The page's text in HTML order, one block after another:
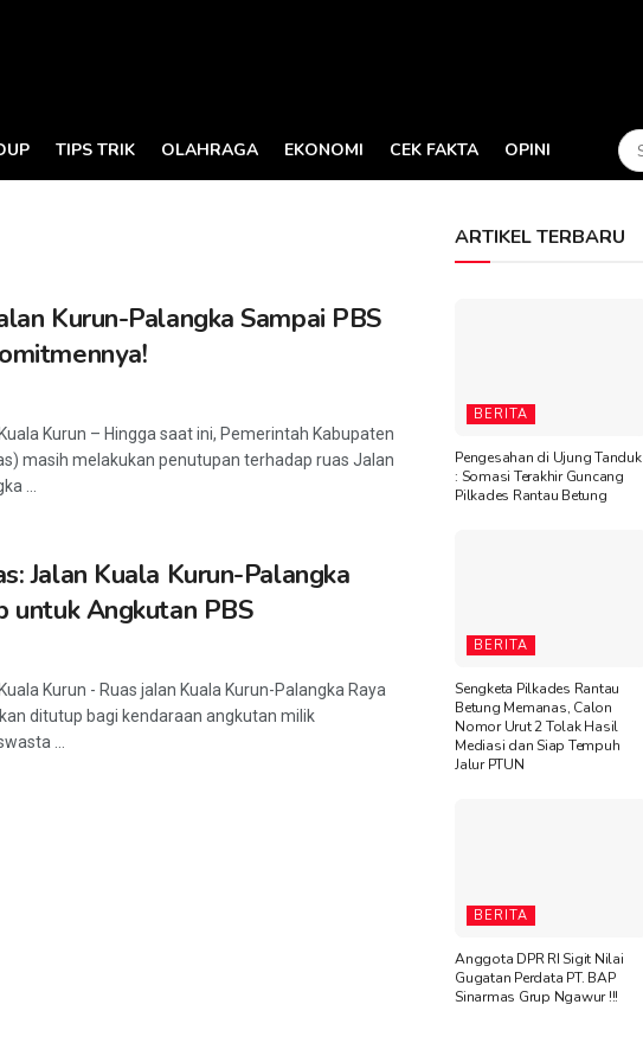
TIPS TRIK OLAHRAGA EKONOMI CEK FAKTA OPINI
Kurun-Palangka Sampai PBS
Kurun – Hingga saat ini, Pemerintah Kabupaten
masih melakukan penutupan terhadap ruas Jalan
...
Jalan Kuala Kurun-Palangka
untuk Angkutan PBS
Kurun - Ruas jalan Kuala Kurun-Palangka Raya
ditutup bagi kendaraan angkutan milik
...
ARTIKEL TERBARU
BERITA
Pengesahan di Ujung Tanduk
: Somasi Terakhir Guncang
Pilkades Rantau Betung
BERITA
Sengketa Pilkades Rantau
Betung Memanas, Calon
Nomor Urut 2 Tolak Hasil
Mediasi dan Siap Tempuh
Jalur PTUN
BERITA
Anggota DPR RI Sigit Nilai
Gugatan Perdata PT. BAP
Sinarmas Grup Ngawur !!!